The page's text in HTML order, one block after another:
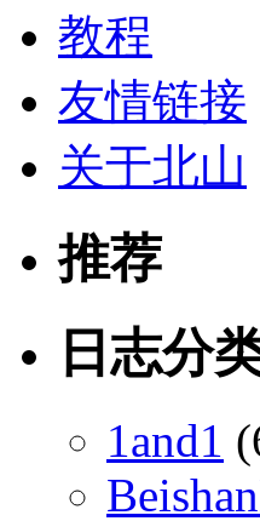
教程
友情链接
关于北山
推荐
日志分
1and1